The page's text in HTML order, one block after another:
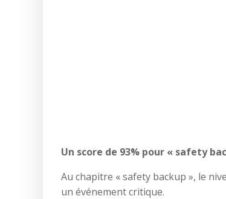
Un score de 93% pour « safety
Au chapitre « safety backup », le
un événement critique.